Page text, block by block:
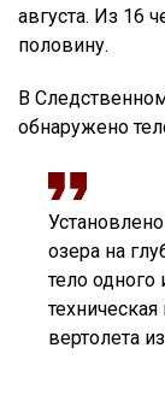
августа. Из 16
половину.
В
обнаружено
озера на
тело одного
вертолета